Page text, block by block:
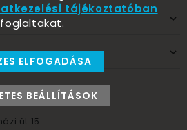
út 15.
tájékoztatóban
foglaltakat.
ELFOGADÁSA
BEÁLLÍTÁSOK